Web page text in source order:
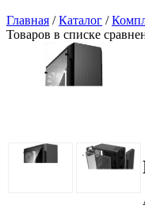
Главная /Каталог /
Товаров в списке